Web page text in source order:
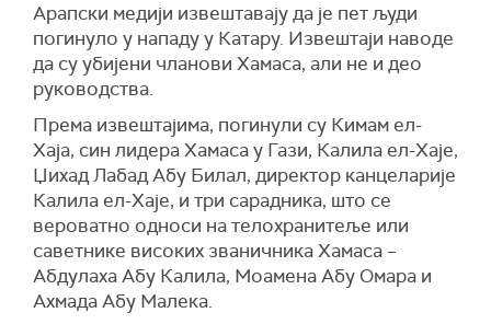
Арапски медији извештавају да је пет људи
погинуло у нападу у Катару. Извештаји наводе
да суубијени чланови Хамаса, али не и део
руководства.
Према извештајима, погинули су Кимам ел-
Хаја, син лидера Хамаса у Гази, Калила ел-Хаје,
Џихад Лабад Абу Билал, директор канцеларије
Калила ел-Хаје, и три сарадника, што се
вероватно односи на телохранитеље или
саветнике високих званичника Хамаса –
Абдулаха Абу Калила, Моамена Абу Омара и
Ахмада Абу Малека.